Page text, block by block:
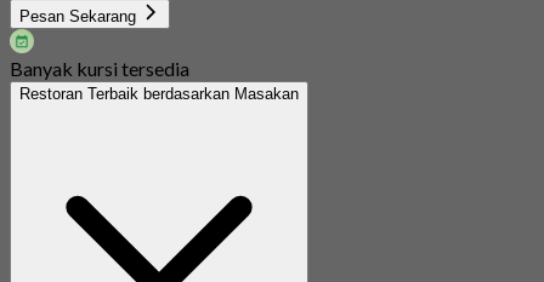
Pesan Sekarang
Banyak kursi tersedia
Restoran Terbaik berdasarkan Masakan